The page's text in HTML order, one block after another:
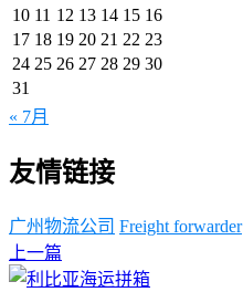
10 11 12 13 14 15 16
17 18 19 20 21 22 23
24 25 26 27 28 29 30
31
« 7月
友情链接
广州物流公司 Freight forwarder
上一篇